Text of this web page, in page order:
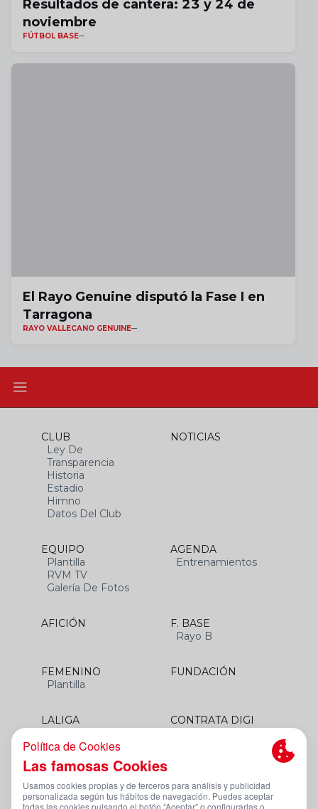
Resultados de cantera: 23 y 24 de
noviembre
FÚTBOL BASE
El Rayo Genuine disputó la Fase I en
Tarragona
RAYO VALLECANO GENUINE
CLUB
Ley De
Transparencia
Historia
Estadio
Himno
Datos Del Club
NOTICIAS
EQUIPO
Plantilla
RVM TV
Galería De Fotos
AGENDA
Entrenamientos
AFICIÓN
F. BASE
Rayo B
FEMENINO
Plantilla
FUNDACIÓN
LALIGA
CONTRATA DIGI